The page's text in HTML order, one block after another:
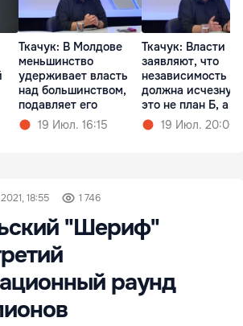
Ткачук: В Молдове
меньшинство
удерживает власть
над большинством,
подавляет его
19 Июл. 16:15
Ткачук: Власти
заявляют, что
независимость
должна
это не план Б, а
А
19 Июл. 20:00
18:55 1 746
"Шериф"
раунд